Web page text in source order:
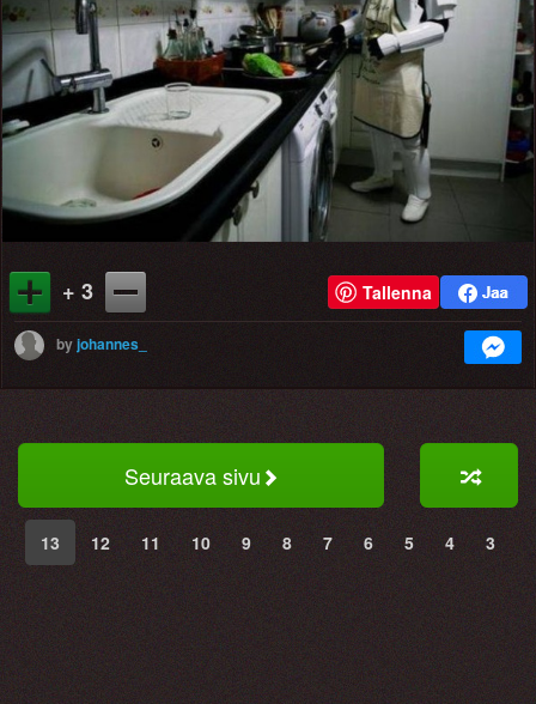
+ 3 Tallenna
byjohannes_
Seuraava sivu
13 12 11 10 9 8 7 6 5 4 3